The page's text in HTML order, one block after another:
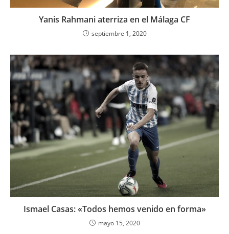
Yanis Rahmani aterriza en el Málaga CF
septiembre 1, 2020
Ismael Casas: «Todos hemos venido en forma»
mayo 15, 2020